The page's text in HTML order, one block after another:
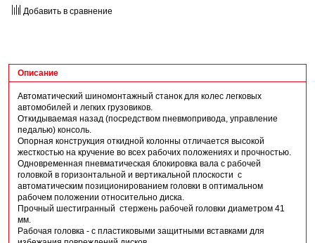
Добавить в сравнение
Описание
Автоматический шиномонтажный станок для колес легковых
автомобилей и легких грузовиков.
Откидываемая назад (посредством пневмопривода, управление
педалью) консоль.
Опорная конструкция откидной колонны отличается высокой
жесткостью на кручение во всех рабочих положениях и прочностью.
Одновременная пневматическая блокировка вала с рабочей
головкой в горизонтальной и вертикальной плоскости с
автоматическим позиционированием головки в оптимальном
рабочем положении относительно диска.
Прочный шестигранный стержень рабочей головки диаметром 41
мм.
Рабочая головка - с пластиковыми защитными вставками для